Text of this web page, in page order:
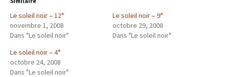
Le soleil noir – 12°
novembre 1, 2008
Dans "Le soleil noir"
Le soleil noir – 9°
octobre 29, 2008
Dans "Le soleil noir"
Le soleil noir – 4°
octobre 24, 2008
Dans "Le soleil noir"